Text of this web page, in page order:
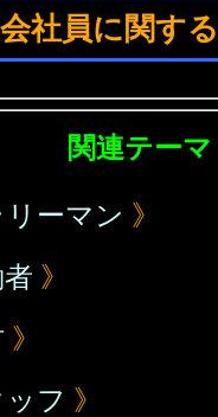
会社員に関す
関連テーマ
ーマン 》
》
》
ッフ 》